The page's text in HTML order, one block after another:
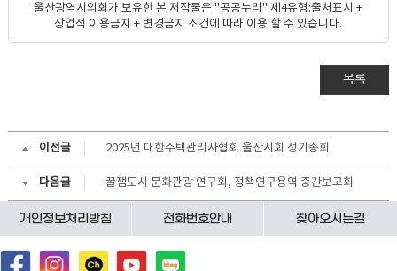
울산광역시의회가 보유한 본 저작물은 "공공누리" 제4유형:출처표시 +
상업적 이용금지 + 변경금지 조건에 따라 이용 할 수 있습니다.
목록
이전글 2025년 대한주택관리사협회 울산시회 정기총회
다음글 꿀잼도시 문화관광 연구회, 정책연구용역 중간보고회
개인정보처리방침 전화번호안내 찾아오시는길